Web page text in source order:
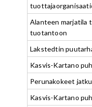
Alanteen marjatila
tuotantoon
Lakstedtin
Kasvis-Kartano
Perunakokeet
Kasvis-Kartano